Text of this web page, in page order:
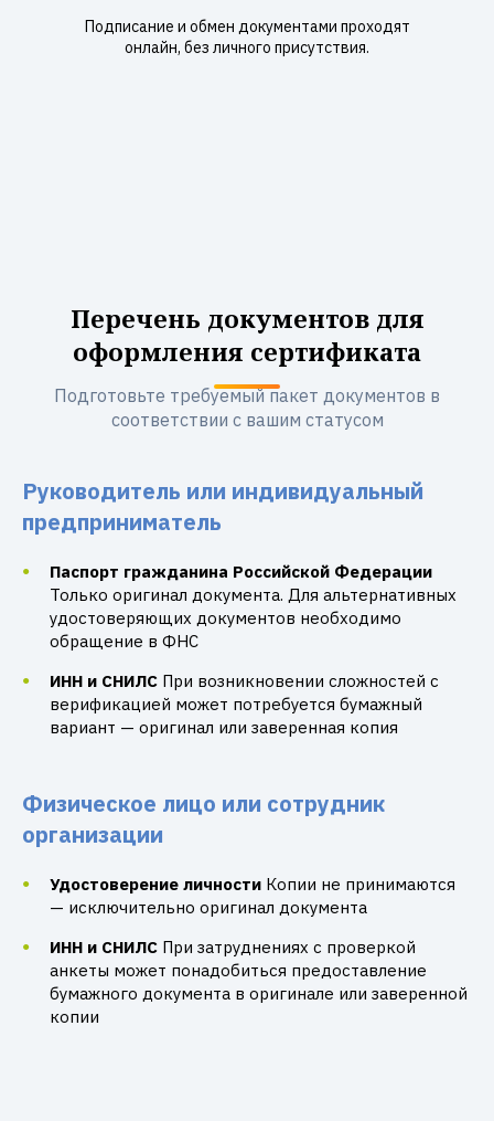
Подписание и обмен документами проходят
онлайн, без личного присутствия.
Перечень документов для
оформления сертификата
Подготовьте требуемый пакет документов в
соответствии с вашим статусом
Руководитель или индивидуальный
предприниматель
Паспорт гражданина Российской Федерации
Только оригинал документа. Для альтернативных
удостоверяющих документов необходимо
обращение в ФНС
ИНН и СНИЛС При возникновении сложностей с
верификацией может потребуется бумажный
вариант — оригинал или заверенная копия
Физическое лицо или сотрудник
организации
Удостоверение личности Копии не принимаются
— исключительно оригинал документа
ИНН и СНИЛС При затруднениях с проверкой
анкеты может понадобиться предоставление
бумажного документа в оригинале или заверенной
копии